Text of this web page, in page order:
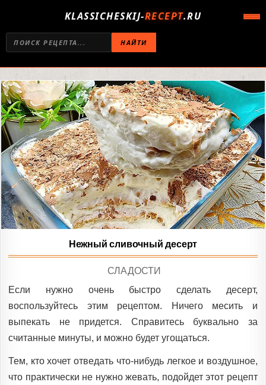
KLASSICHESKIJ-RECEPT.RU
НАЙТИ
Нежный сливочный десерт
POSTED
СЛАДОСТИ
Если нужно очень быстро сделать десерт,
воспользуйтесь этим рецептом. Ничего месить и
выпекать не придется. Справитесь буквально за
считанные минуты, и можно будет угощаться.
Тем, кто хочет отведать что-нибудь легкое и воздушное,
что практически не нужно жевать, подойдет этот рецепт